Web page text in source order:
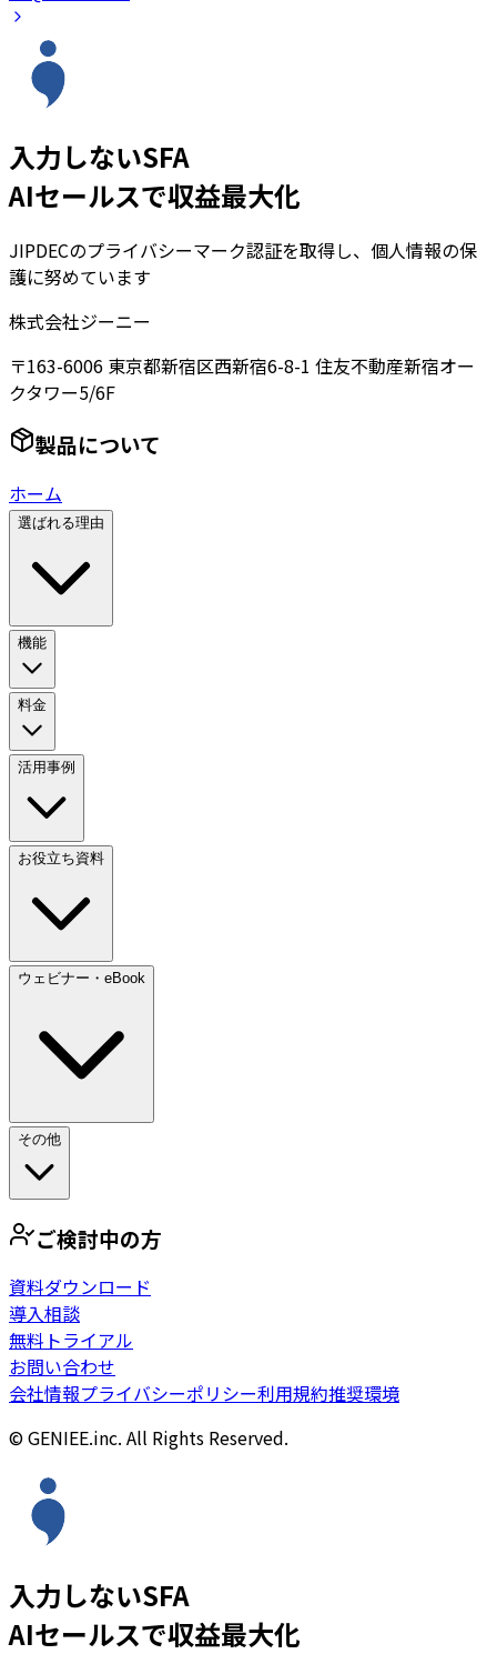
入力しないSFA
AIセールスで収益最大化
JIPDECのプライバシーマーク認証を取得し、個人情報の保
護に努めています
株式会社ジーニー
〒163-6006 東京都新宿区西新宿6-8-1 住友不動産新宿オー
クタワー5/6F
製品について
ホーム
選ばれる理由
機能
料金
活用事例
お役立ち資料
ウェビナー・eBook
その他
ご検討中の方
資料ダウンロード
導入相談
無料トライアル
お問い合わせ
会社情報プライバシーポリシー利用規約推奨環境
© GENIEE.inc. All Rights Reserved.
入力しないSFA
AIセールスで収益最大化